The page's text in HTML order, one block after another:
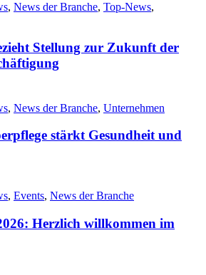
, News der Branche, Top-News,
Stellung zur Zukunft der
, News der Branche, Unternehmen
stärkt Gesundheit und
, Events, News der Branche
Herzlich willkommen im